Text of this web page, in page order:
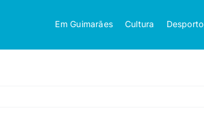
Em Guimarães Cultura Desporto